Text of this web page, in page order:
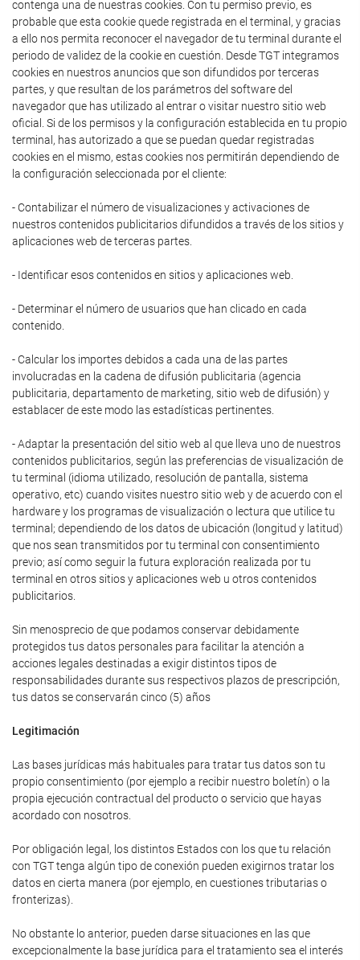
contenga una de nuestras cookies. Con tu permiso previo, es
probable que esta cookie quede registrada en el terminal, y gracias
a ello nos permita reconocer el navegador de tu terminal durante el
periodo de validez de la cookie en cuestión. Desde TGT integramos
cookies en nuestros anuncios que son difundidos por terceras
partes, y que resultan de los parámetros del software del
navegador que has utilizado al entrar o visitar nuestro sitio web
oficial. Si de los permisos y la configuración establecida en tu propio
terminal, has autorizado a que se puedan quedar registradas
cookies en el mismo, estas cookies nos permitirán dependiendo de
la configuración seleccionada por el cliente:
- Contabilizar el número de visualizaciones y activaciones de
nuestros contenidos publicitarios difundidos a través de los sitios y
aplicaciones web de terceras partes.
- Identificar esos contenidos en sitios y aplicaciones web.
- Determinar el número de usuarios que han clicado en cada
contenido.
- Calcular los importes debidos a cada una de las partes
involucradas en la cadena de difusión publicitaria (agencia
publicitaria, departamento de marketing, sitio web de difusión) y
establacer de este modo las estadísticas pertinentes.
- Adaptar la presentación del sitio web al que lleva uno de nuestros
contenidos publicitarios, según las preferencias de visualización de
tu terminal (idioma utilizado, resolución de pantalla, sistema
operativo, etc) cuando visites nuestro sitio web y de acuerdo con el
hardware y los programas de visualización o lectura que utilice tu
terminal; dependiendo de los datos de ubicación (longitud y latitud)
que nos sean transmitidos por tu terminal con consentimiento
previo; así como seguir la futura exploración realizada por tu
terminal en otros sitios y aplicaciones web u otros contenidos
publicitarios.
Sin menosprecio de que podamos conservar debidamente
protegidos tus datos personales para facilitar la atención a
acciones legales destinadas a exigir distintos tipos de
responsabilidades durante sus respectivos plazos de prescripción,
tus datos se conservarán cinco (5) años
Legitimación
Las bases jurídicas más habituales para tratar tus datos son tu
propio consentimiento (por ejemplo a recibir nuestro boletín) o la
propia ejecución contractual del producto o servicio que hayas
acordado con nosotros.
Por obligación legal, los distintos Estados con los que tu relación
con TGT tenga algún tipo de conexión pueden exigirnos tratar los
datos en cierta manera (por ejemplo, en cuestiones tributarias o
fronterizas).
No obstante lo anterior, pueden darse situaciones en las que
excepcionalmente la base jurídica para el tratamiento sea el interés